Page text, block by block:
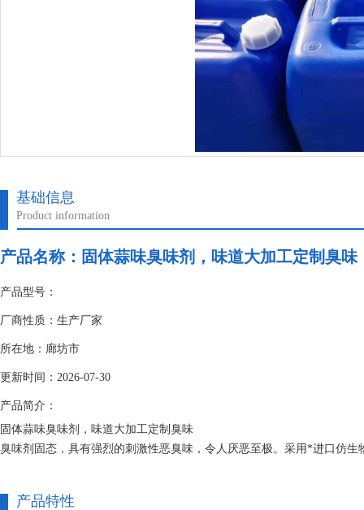
基础信息
Product information
产品名称： 固体蒜味臭味剂，味道大加工定制臭味
产品型号：
厂商性质：生产厂家
所在地：廊坊市
更新时间：2026-07-30
产品简介：
固体蒜味臭味剂，味道大加工定制臭味
臭味剂固态，具有强烈的刺激性恶臭味，令人厌恶至极。采用*进口仿
产品特性